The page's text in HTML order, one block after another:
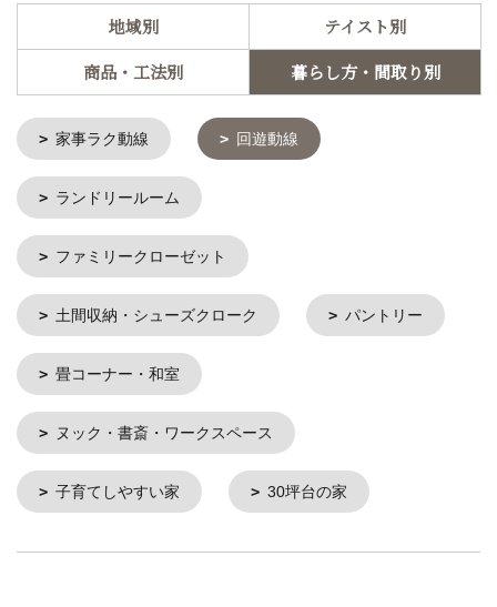
地域別
テイスト別
商品・工法別
暮らし方・間取り別
家事ラク動線 回遊動線
ランドリールーム
ファミリークローゼット
土間収納・シューズクローク パントリー
畳コーナー・和室
ヌック・書斎・ワークスペース
子育てしやすい家 30坪台の家